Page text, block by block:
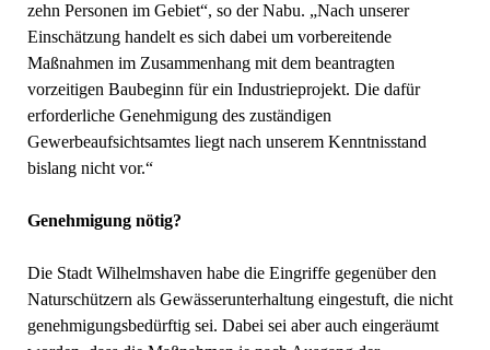
zehn Personen im Gebiet“, so der Nabu. „Nach unserer
Einschätzung handelt es sich dabei um vorbereitende
Maßnahmen im Zusammenhang mit dem beantragten
vorzeitigen Baubeginn für ein Industrieprojekt. Die dafür
erforderliche Genehmigung des zuständigen
Gewerbeaufsichtsamtes liegt nach unserem Kenntnisstand
bislang nicht vor.“
Genehmigung nötig?
Die Stadt Wilhelmshaven habe die Eingriffe gegenüber den
Naturschützern als Gewässerunterhaltung eingestuft, die nicht
genehmigungsbedürftig sei. Dabei sei aber auch eingeräumt